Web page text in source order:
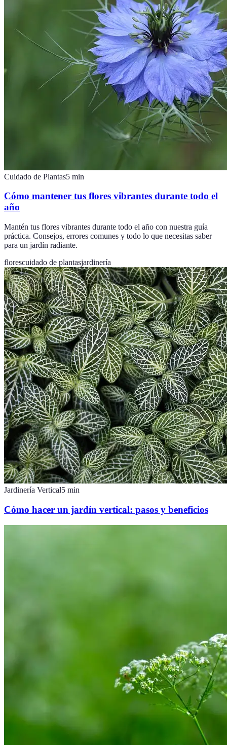
Cuidado de Plantas5 min
Cómo mantener tus flores vibrantes durante todo el
año
Mantén tus flores vibrantes durante todo el año con nuestra guía
práctica. Consejos, errores comunes y todo lo que necesitas saber
para un jardín radiante.
florescuidado de plantasjardinería
Jardinería Vertical5 min
Cómo hacer un jardín vertical: pasos y beneficios